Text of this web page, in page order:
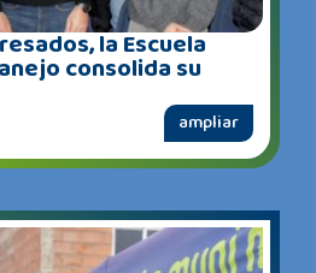
la Escuela
consolida su
ampliar